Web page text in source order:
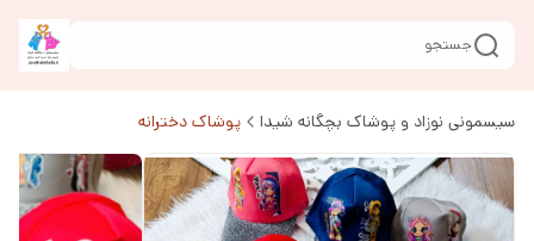
جستجو
سیسمونی نوزاد و پوشاک بچگانه شیدا پوشاک دخترانه